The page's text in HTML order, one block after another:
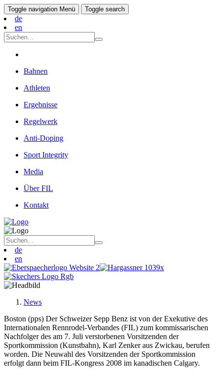
Toggle navigation Menü Toggle search
de
en
Bahnen
Athleten
Ergebnisse
Regelwerk
Anti-Doping
Sport Integrity
Media
Über FIL
Kontakt
de
en
News
Boston (pps) Der Schweizer Sepp Benz ist von der Exekutive des
Internationalen Rennrodel-Verbandes (FIL) zum kommissarischen
Nachfolger des am 7. Juli verstorbenen Vorsitzenden der
Sportkommission (Kunstbahn), Karl Zenker aus Zwickau, berufen
worden. Die Neuwahl des Vorsitzenden der Sportkommission
erfolgt dann beim FIL-Kongress 2008 im kanadischen Calgary.